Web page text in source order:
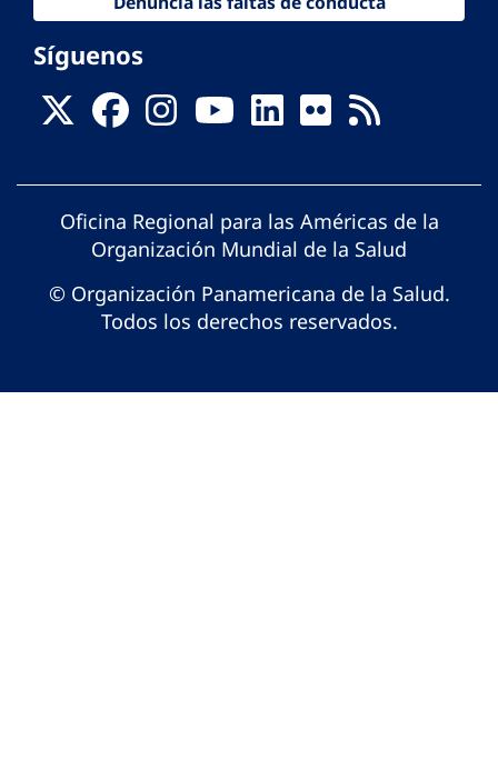
Síguenos
Oficina Regional para las Américas de la
Organización Mundial de la Salud
© Organización Panamericana de la Salud.
Todos los derechos reservados.